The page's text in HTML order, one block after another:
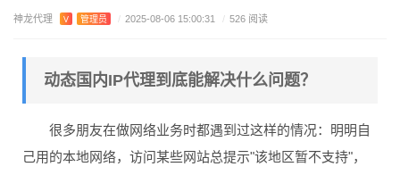
神龙代理 V 管理员 / 2025-08-06 15:00:31 / 526 阅读
动态国内IP代理到底能解决什么问题？
很多朋友在做网络业务时都遇到过这样的情况：明明自
己用的本地网络，访问某些网站总提示"该地区暂不支持"，